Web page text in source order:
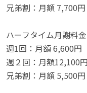
兄弟割：月額 7,700
ハーフタイム月謝料
週1回：月額 6,600円
週２回：月額12,100円
兄弟割：月額 5,500